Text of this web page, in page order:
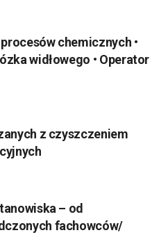
chemicznych •
widłowego • Operator
z czyszczeniem
– od
fachowców/